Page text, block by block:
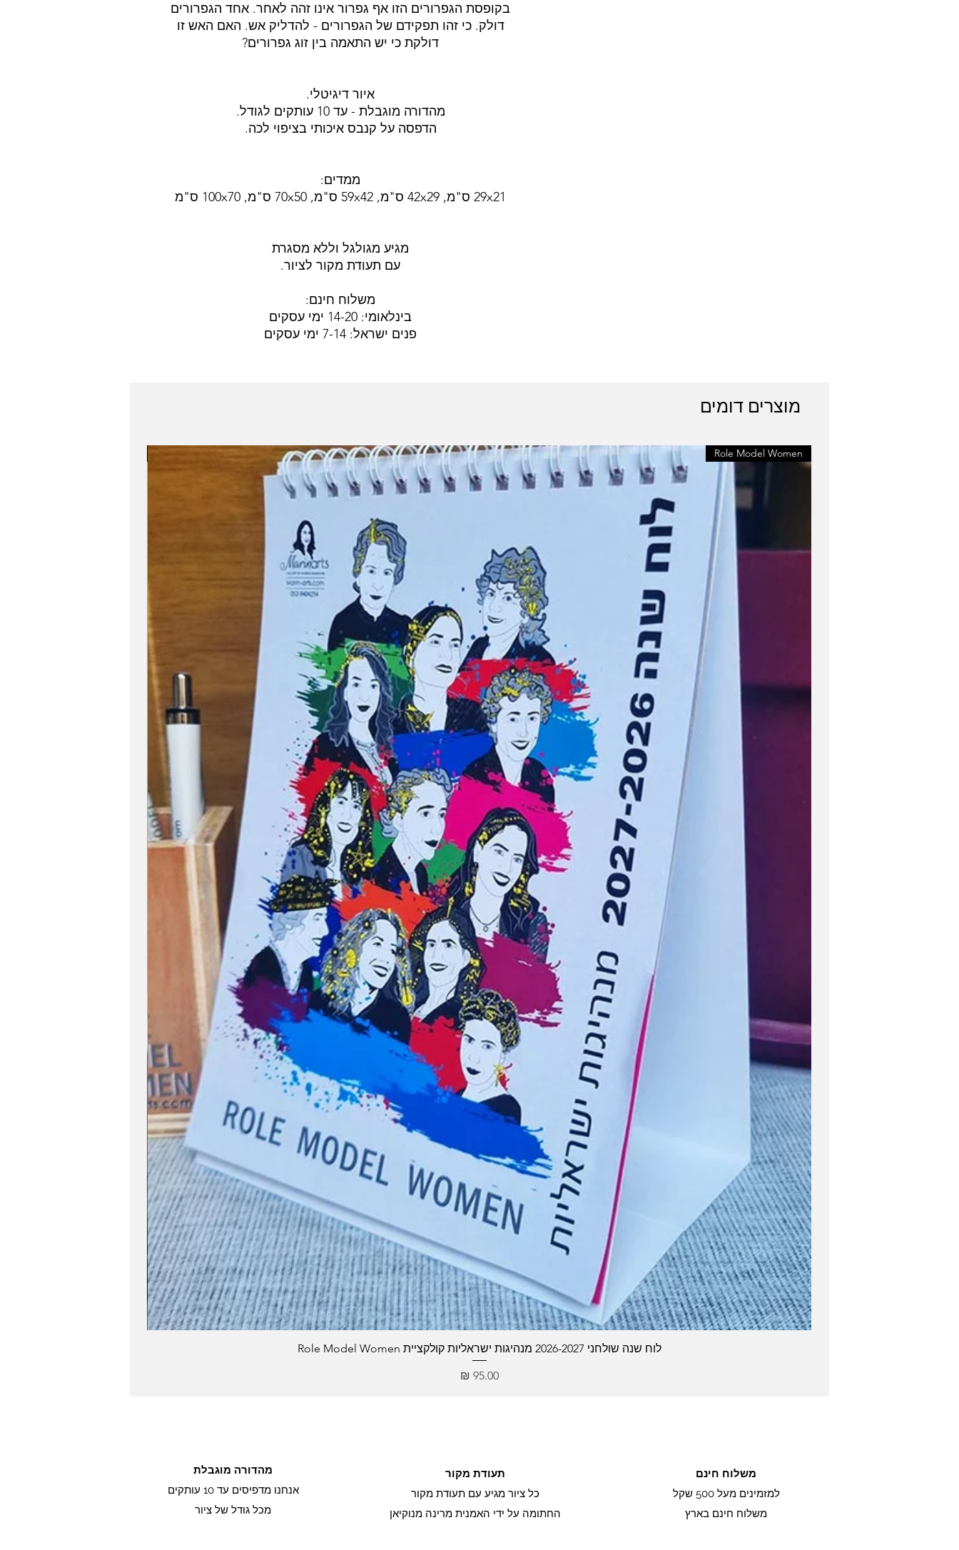
בקופסת הגפרורים הזו אף גפרור אינו זהה לאחר. אחד הגפרורים
דולק. כי זהו תפקידם של הגפרורים - להדליק אש. האם האש זו
דולקת כי יש התאמה בין זוג גפרורים?
איור דיגיטלי.
מהדורה מוגבלת - עד 10 עותקים לגודל.
הדפסה על קנבס איכותי בציפוי לכה.
ממדים:
29x21 ס"מ, 42x29 ס"מ, 59x42 ס"מ, 70x50 ס"מ, 100x70 ס"מ
מגיע מגולגל וללא מסגרת
עם תעודת מקור לציור.
משלוח חינם:
בינלאומי: 14-20 ימי עסקים
פנים ישראל: 7-14 ימי עסקים
מוצרים דומים
Role Model Women
לוח שנה שולחני 2026-2027 מנהיגות ישראליות קולקציית Role Model Women
מחיר
מהדורה מוגבלת
אנחנו מדפיסים עד 10 עותקים
מכל גודל של ציור
תעודת מקור
כל ציור מגיע עם תעודת מקור
החתומה על ידי האמנית מרינה מנוקיאן
משלוח חינם
למזמינים מעל 500 שקל
משלוח חינם בארץ